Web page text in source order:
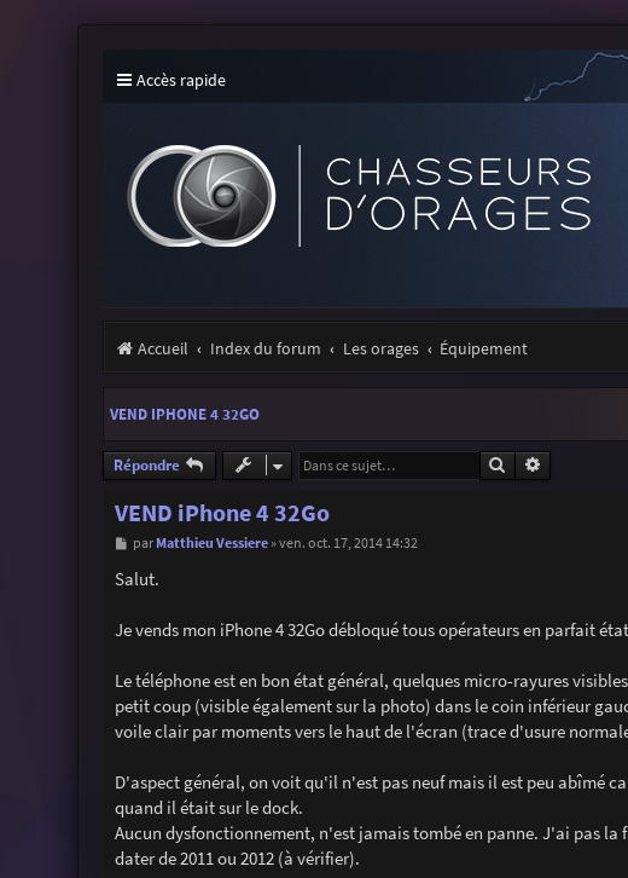
Accès rapide
Accueil Index du forum Les orages Équipement
VEND IPHONE 4 32GO
Répondre Rechercher
VEND iPhone 4 32Go
M
s
s
e
par Matthieu Vessiere»ven. oct. 17, 2014 14:32
Salut.
Je vends mon iPhone 4 32Go débloqué tous opérateurs en parfait
Le téléphone est en bon état général, quelques micro-rayures
petit coup (visible également sur la photo) dans le coin inférieur
voile clair par moments vers le haut de l'écran (trace d'usure
D'aspect général, on voit qu'il n'est pas neuf mais il est peu abîmé
quand il était sur le dock.
Aucun dysfonctionnement, n'est jamais tombé en panne. J'ai pas
dater de 2011 ou 2012 (à vérifier).